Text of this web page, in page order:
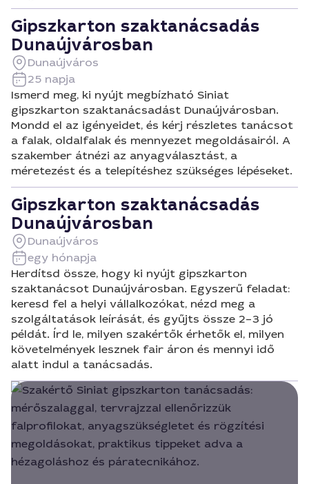
Gipszkarton szaktanácsadás
Dunaújvárosban
Dunaújváros
25 napja
Ismerd meg, ki nyújt megbízható Siniat
gipszkarton szaktanácsadást Dunaújvárosban.
Mondd el az igényeidet, és kérj részletes tanácsot
a falak, oldalfalak és mennyezet megoldásairól. A
szakember átnézi az anyagválasztást, a
méretezést és a telepítéshez szükséges lépéseket.
Gipszkarton szaktanácsadás
Dunaújvárosban
Dunaújváros
egy hónapja
Herdítsd össze, hogy ki nyújt gipszkarton
szaktanácsot Dunaújvárosban. Egyszerű feladat:
keresd fel a helyi vállalkozókat, nézd meg a
szolgáltatások leírását, és gyűjts össze 2–3 jó
példát. Írd le, milyen szakértők érhetők el, milyen
követelmények lesznek fair áron és mennyi idő
alatt indul a tanácsadás.